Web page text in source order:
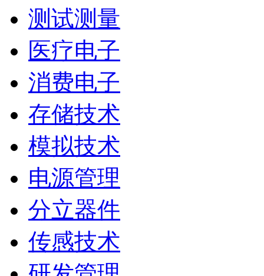
测试测量
医疗电子
消费电子
存储技术
模拟技术
电源管理
分立器件
传感技术